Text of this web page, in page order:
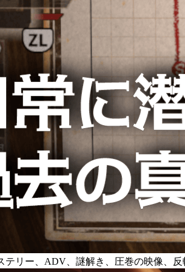
テリー、ADV、謎解き、圧巻の映像、反